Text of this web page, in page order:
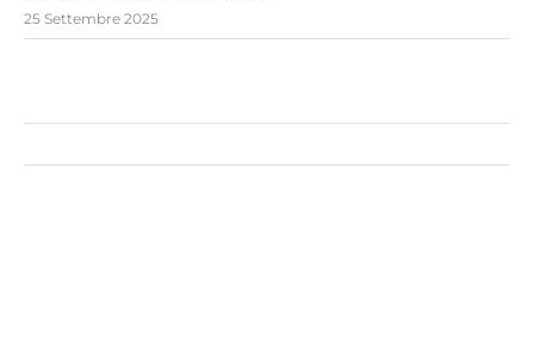
25 Settembre 2025